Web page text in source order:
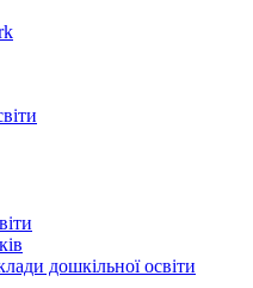
дошкільної освіти